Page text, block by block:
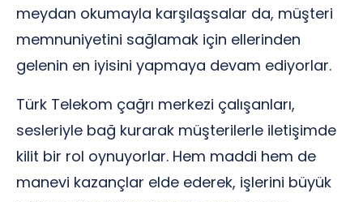
meydan okumayla karşılaşsalar da, müşteri
memnuniyetini sağlamak için ellerinden
gelenin en iyisini yapmaya devam ediyorlar.
Türk Telekom çağrı merkezi çalışanları,
sesleriyle bağ kurarak müşterilerle iletişimde
kilit bir rol oynuyorlar. Hem maddi hem de
manevi kazançlar elde ederek, işlerini büyük